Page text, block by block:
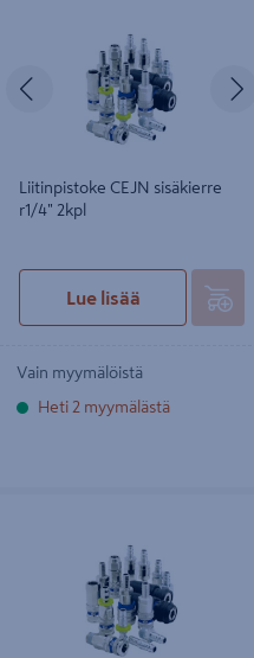
Edellinen
Liitinpistoke CEJN sisäkierre
r1/4" 2kpl
Lue lisää
Vain myymälöistä
Heti 2 myymälästä